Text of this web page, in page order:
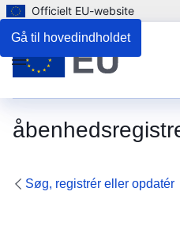
Gå til hovedindholdet
Officielt EU-website
Menu
Søg, registrér eller opdatér